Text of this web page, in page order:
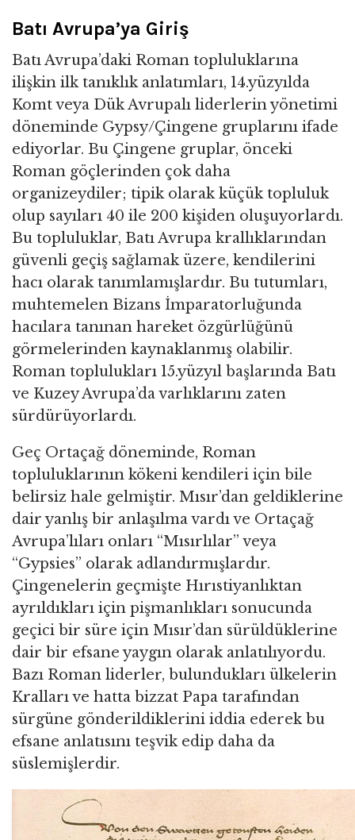
Batı Avrupa’ya Giriş
Batı Avrupa’daki Roman topluluklarına
ilişkin ilk tanıklık anlatımları, 14.yüzyılda
Komt veya Dük Avrupalı liderlerin yönetimi
döneminde Gypsy/Çingene gruplarını ifade
ediyorlar. Bu Çingene gruplar, önceki
Roman göçlerinden çok daha
organizeydiler; tipik olarak küçük topluluk
olup sayıları 40 ile 200 kişiden oluşuyorlardı.
Bu topluluklar, Batı Avrupa krallıklarından
güvenli geçiş sağlamak üzere, kendilerini
hacı olarak tanımlamışlardır. Bu tutumları,
muhtemelen Bizans İmparatorluğunda
hacılara tanınan hareket özgürlüğünü
görmelerinden kaynaklanmış olabilir.
Roman toplulukları 15.yüzyıl başlarında Batı
ve Kuzey Avrupa’da varlıklarını zaten
sürdürüyorlardı.
Geç Ortaçağ döneminde, Roman
topluluklarının kökeni kendileri için bile
belirsiz hale gelmiştir. Mısır’dan geldiklerine
dair yanlış bir anlaşılma vardı ve Ortaçağ
Avrupa’lıları onları “Mısırlılar” veya
“Gypsies” olarak adlandırmışlardır.
Çingenelerin geçmişte Hırıstiyanlıktan
ayrıldıkları için pişmanlıkları sonucunda
geçici bir süre için Mısır’dan sürüldüklerine
dair bir efsane yaygın olarak anlatılıyordu.
Bazı Roman liderler, bulundukları ülkelerin
Kralları ve hatta bizzat Papa tarafından
sürgüne gönderildiklerini iddia ederek bu
efsane anlatısını teşvik edip daha da
süslemişlerdir.